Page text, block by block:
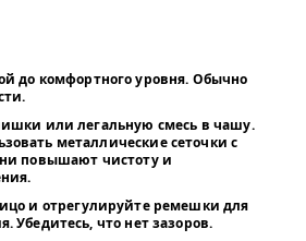
до комфортного уровня. Обычно
или легальную смесь в чашу.
металлическиесеточки с
повышают чистоту и
и отрегулируйте ремешки для
Убедитесь, что нет зазоров.